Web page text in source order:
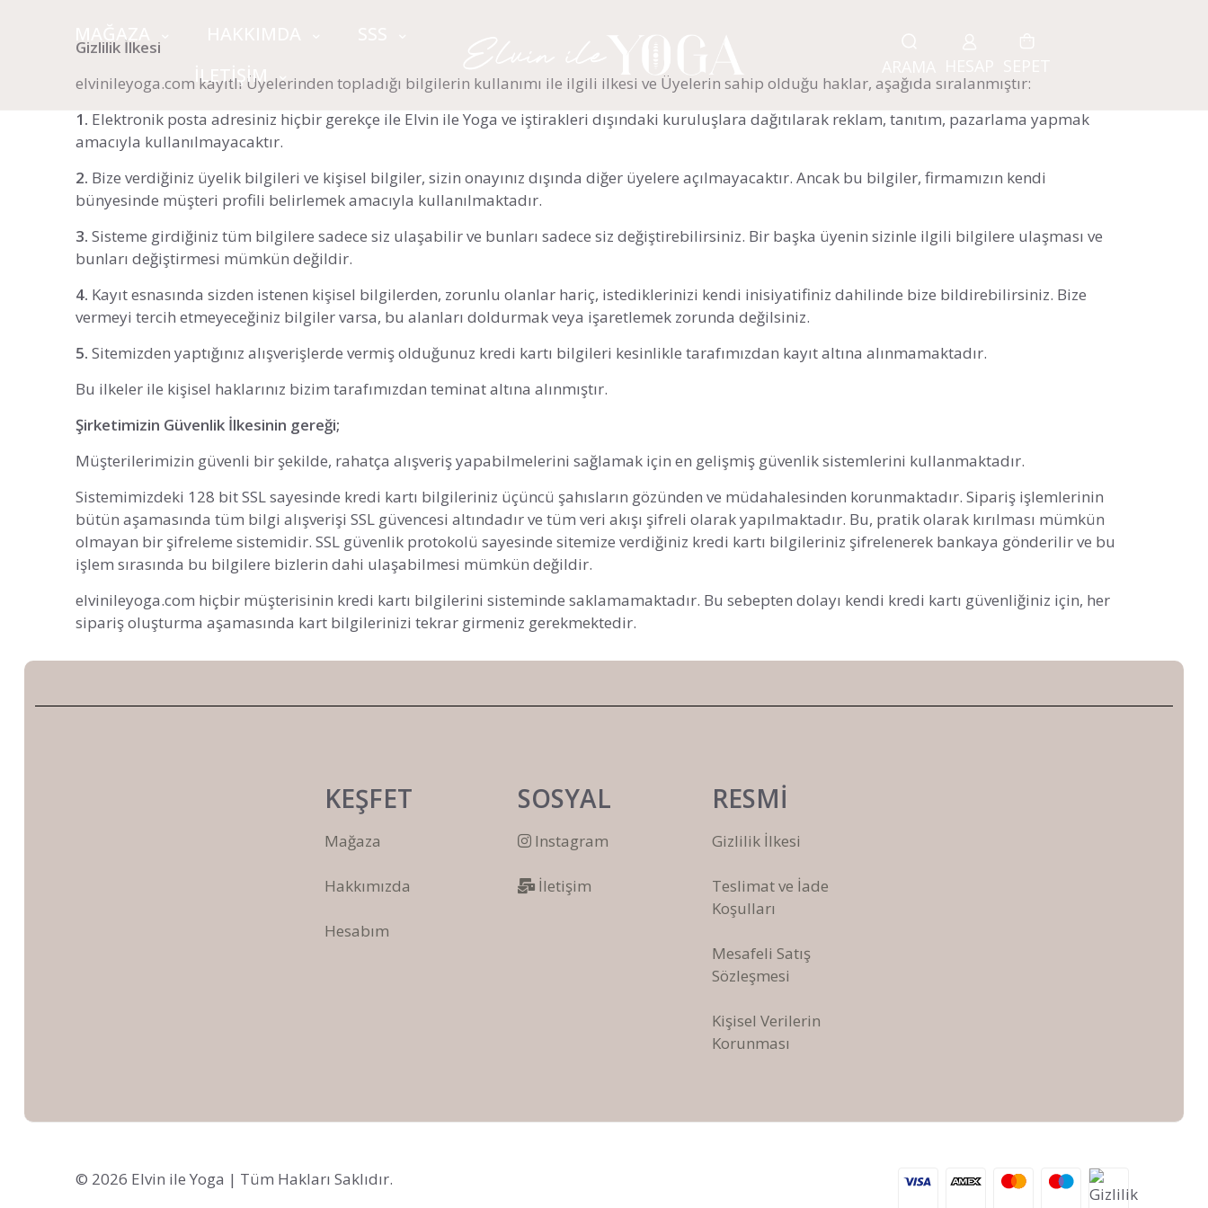
MAĞAZA
İLETİŞİM
Gizlilik İlkesi
elvinileyoga.com kayıtlı Üyelerinden topladığı bilgilerin kullanımı ile ilgili ilkesi ve Üyelerin sahip olduğu haklar, aşağıda sıralanmıştır:
1. Elektronik posta adresiniz hiçbir gerekçe ile Elvin ile Yoga ve iştirakleri dışındaki kuruluşlara dağıtılarak reklam, tanıtım, pazarlama yapmak
amacıyla kullanılmayacaktır.
2. Bize verdiğiniz üyelik bilgileri ve kişisel bilgiler, sizin onayınız dışında diğer üyelere açılmayacaktır. Ancak bu bilgiler, firmamızın kendi
bünyesinde müşteri profili belirlemek amacıyla kullanılmaktadır.
3. Sisteme girdiğiniz tüm bilgilere sadece siz ulaşabilir ve bunları sadece siz değiştirebilirsiniz. Bir başka üyenin sizinle ilgili bilgilere ulaşması ve
bunları değiştirmesi mümkün değildir.
4. Kayıt esnasında sizden istenen kişisel bilgilerden, zorunlu olanlar hariç, istediklerinizi kendi inisiyatifiniz dahilinde bize bildirebilirsiniz. Bize
vermeyi tercih etmeyeceğiniz bilgiler varsa, bu alanları doldurmak veya işaretlemek zorunda değilsiniz.
5. Sitemizden yaptığınız alışverişlerde vermiş olduğunuz kredi kartı bilgileri kesinlikle tarafımızdan kayıt altına alınmamaktadır.
Bu ilkeler ile kişisel haklarınız bizim tarafımızdan teminat altına alınmıştır.
Şirketimizin Güvenlik İlkesinin gereği;
Müşterilerimizin güvenli bir şekilde, rahatça alışveriş yapabilmelerini sağlamak için en gelişmiş güvenlik sistemlerini kullanmaktadır.
Sistemimizdeki 128 bit SSL sayesinde kredi kartı bilgileriniz üçüncü şahısların gözünden ve müdahalesinden korunmaktadır. Sipariş işlemlerinin
bütün aşamasında tüm bilgi alışverişi SSL güvencesi altındadır ve tüm veri akışı şifreli olarak yapılmaktadır. Bu, pratik olarak kırılması mümkün
olmayan bir şifreleme sistemidir. SSL güvenlik protokolü sayesinde sitemize verdiğiniz kredi kartı bilgileriniz şifrelenerek bankaya gönderilir ve bu
işlem sırasında bu bilgilere bizlerin dahi ulaşabilmesi mümkün değildir.
elvinileyoga.com hiçbir müşterisinin kredi kartı bilgilerini sisteminde saklamamaktadır. Bu sebepten dolayı kendi kredi kartı güvenliğiniz için, her
sipariş oluşturma aşamasında kart bilgilerinizi tekrar girmeniz gerekmektedir.
KEŞFET
Mağaza
Hakkımızda
Hesabım
SOSYAL
Instagram
İletişim
RESMİ
Gizlilik İlkesi
Teslimat ve İade
Koşulları
Mesafeli Satış
Sözleşmesi
Kişisel Verilerin
Korunması
© 2026 Elvin ile Yoga | Tüm Hakları Saklıdır.